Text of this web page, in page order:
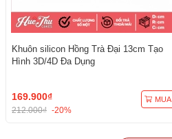
Khuôn silicon Hồng Trà Đại 13cm Tạo
Hình 3D/4D Đa Dụng
169.900₫
212.000₫ -20%
MUA